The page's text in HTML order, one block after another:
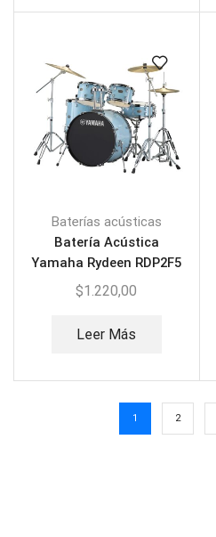
Baterías acústicas
Batería Acústica
Yamaha Rydeen RDP2F5
Gloss Pale Blue
$1.220,00
Leer Más
1 2